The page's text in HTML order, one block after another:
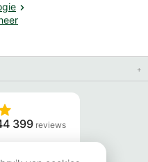
399 reviews